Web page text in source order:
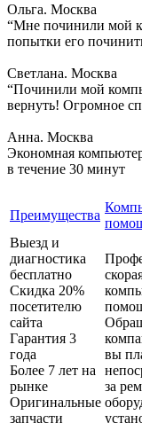
Ольга. Москва
“Мне починили мой
попытки его
Светлана. Москва
“Починили мой
вернуть! Огромное
Анна. Москва
Экономная
в течение 30 минут
Преимущества
Выезд и
диагностика
бесплатно
Скидка 20%
посетителю
сайта
Гарантия 3
года
Более 7 лет на
рынке
Оригинальные
запчасти
вы
за